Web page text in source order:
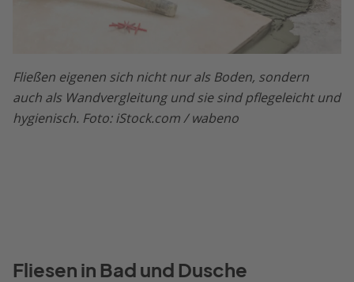
Fließen eigenen sich nicht nur als Boden, sondern
auch als Wandvergleitung und sie sind pflegeleicht und
hygienisch. Foto: iStock.com / wabeno
Fliesen in Bad und Dusche